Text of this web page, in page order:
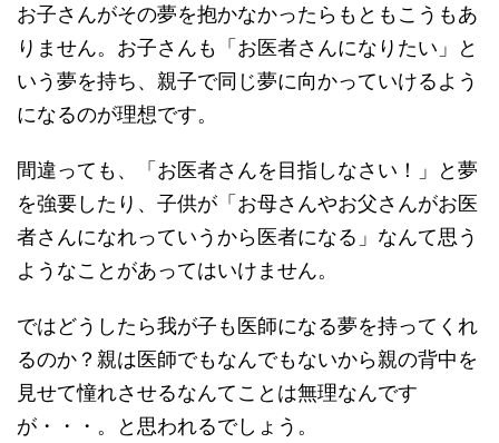
お子さんがその夢を抱かなかったらもともこうもあ
りません。お子さんも「お医者さんになりたい」と
いう夢を持ち、親子で同じ夢に向かっていけるよう
になるのが理想です。
間違っても、「お医者さんを目指しなさい！」と夢
を強要したり、子供が「お母さんやお父さんがお医
者さんになれっていうから医者になる」なんて思う
ようなことがあってはいけません。
ではどうしたら我が子も医師になる夢を持ってくれ
るのか？親は医師でもなんでもないから親の背中を
見せて憧れさせるなんてことは無理なんです
が・・・。と思われるでしょう。